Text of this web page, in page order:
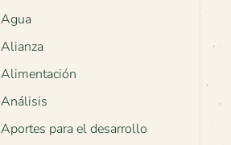
Agua
Alianza
Alimentación
Análisis
Aportes para el desarrollo